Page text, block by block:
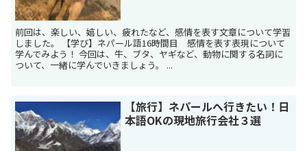
前回は、楽しい、嬉しい、疲れたなど、感情を表す文章について学習
しました。 【学び】ネパール語16時間目 感情を表す表現について
学んでみよう！ 今回は、牛、ブタ、ヤギなど、動物に関する名詞に
ついて、一緒に学んでいきましょう。 ...
【旅行】ネパールへ行きたい！日
本語OKの現地旅行会社３選